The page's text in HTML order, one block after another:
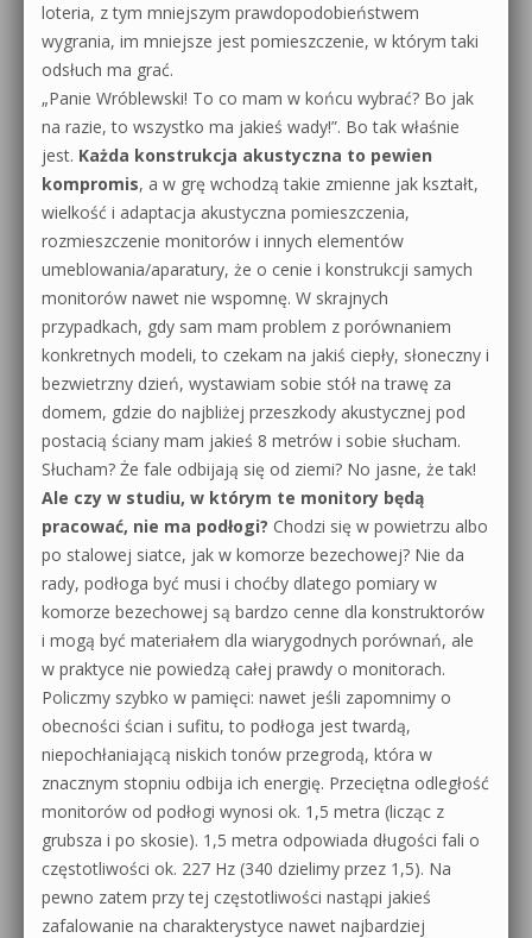
loteria, z tym mniejszym prawdopodobieństwem
wygrania, im mniejsze jest pomieszczenie, w którym taki
odsłuch ma grać.
„Panie Wróblewski! To co mam w końcu wybrać? Bo jak
na razie, to wszystko ma jakieś wady!”. Bo tak właśnie
jest. Każda konstrukcja akustyczna to pewien
kompromis, a w grę wchodzą takie zmienne jak kształt,
wielkość i adaptacja akustyczna pomieszczenia,
rozmieszczenie monitorów i innych elementów
umeblowania/aparatury, że o cenie i konstrukcji samych
monitorów nawet nie wspomnę. W skrajnych
przypadkach, gdy sam mam problem z porównaniem
konkretnych modeli, to czekam na jakiś ciepły, słoneczny i
bezwietrzny dzień, wystawiam sobie stół na trawę za
domem, gdzie do najbliżej przeszkody akustycznej pod
postacią ściany mam jakieś 8 metrów i sobie słucham.
Słucham? Że fale odbijają się od ziemi? No jasne, że tak!
Ale czy w studiu, w którym te monitory będą
pracować, nie ma podłogi? Chodzi się w powietrzu albo
po stalowej siatce, jak w komorze bezechowej? Nie da
rady, podłoga być musi i choćby dlatego pomiary w
komorze bezechowej są bardzo cenne dla konstruktorów
i mogą być materiałem dla wiarygodnych porównań, ale
w praktyce nie powiedzą całej prawdy o monitorach.
Policzmy szybko w pamięci: nawet jeśli zapomnimy o
obecności ścian i sufitu, to podłoga jest twardą,
niepochłaniającą niskich tonów przegrodą, która w
znacznym stopniu odbija ich energię. Przeciętna odległość
monitorów od podłogi wynosi ok. 1,5 metra (licząc z
grubsza i po skosie). 1,5 metra odpowiada długości fali o
częstotliwości ok. 227 Hz (340 dzielimy przez 1,5). Na
pewno zatem przy tej częstotliwości nastąpi jakieś
zafalowanie na charakterystyce nawet najbardziej